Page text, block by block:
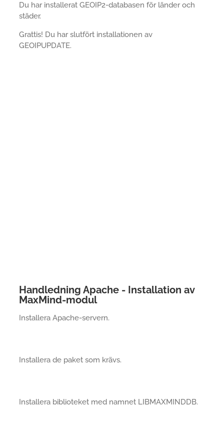
Du har installerat GEOIP2-databasen för länder och
städer.
Grattis! Du har slutfört installationen av
GEOIPUPDATE.
Handledning Apache - Installation av
MaxMind-modul
Installera Apache-servern.
Installera de paket som krävs.
Installera biblioteket med namnet LIBMAXMINDDB.